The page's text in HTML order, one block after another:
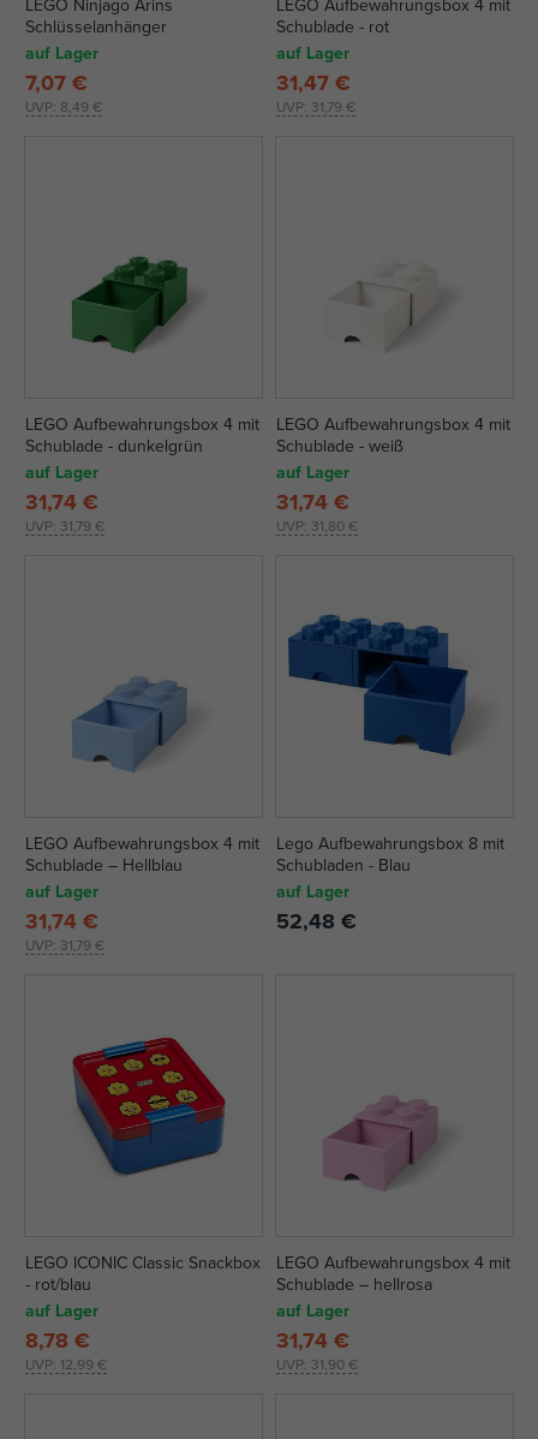
LEGO Ninjago Arins
Schlüsselanhänger
auf Lager
UVP: 8,49 €
7,07 €
LEGO Aufbewahrungsbox 4 mit
Schublade - rot
auf Lager
UVP: 31,79 €
31,47 €
LEGO Aufbewahrungsbox 4 mit
Schublade - dunkelgrün
auf Lager
UVP: 31,79 €
31,74 €
LEGO Aufbewahrungsbox 4 mit
Schublade - weiß
auf Lager
UVP: 31,80 €
31,74 €
LEGO Aufbewahrungsbox 4 mit
Schublade – Hellblau
auf Lager
UVP: 31,79 €
31,74 €
Lego Aufbewahrungsbox 8 mit
Schubladen - Blau
auf Lager
52,48 €
LEGO ICONIC Classic Snackbox
- rot/blau
auf Lager
UVP: 12,99 €
8,78 €
LEGO Aufbewahrungsbox 4 mit
Schublade – hellrosa
auf Lager
UVP: 31,90 €
31,74 €